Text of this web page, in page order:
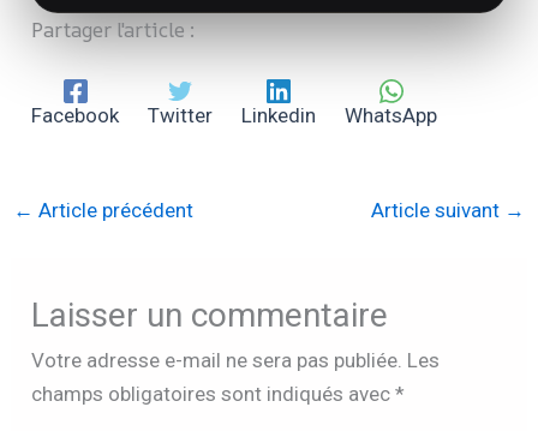
Partager l'article :
Facebook Twitter Linkedin WhatsApp
← Article précédent Article suivant →
Laisser un commentaire
Votre adresse e-mail ne sera pas publiée. Les
champs obligatoires sont indiqués avec*